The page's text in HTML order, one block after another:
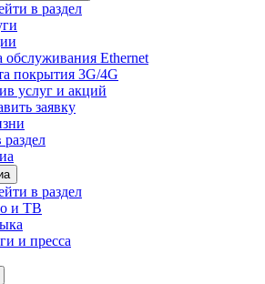
в раздел
обслуживания Ethernet
покрытия 3G/4G
услуг и акций
заявку
в раздел
и ТВ
и пресса